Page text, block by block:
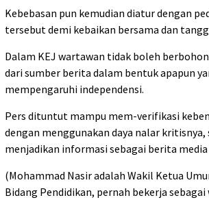
Kebebasan pun kemudian diatur dengan
tersebut demi kebaikan bersama dan
Dalam KEJ wartawan tidak boleh
dari sumber berita dalam bentuk apapun
mempengaruhi independensi.
Pers dituntut mampu mem-verifikasi
dengan menggunakan daya nalar kritisnya,
menjadikan informasi sebagai berita media
(Mohammad Nasir adalah Wakil Ketua
Bidang Pendidikan, pernah bekerja